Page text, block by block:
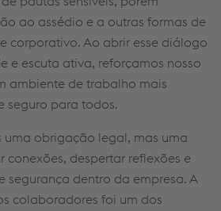
ao assédio e a outras formas de
corporativo. Ao abrir esse diálogo
e escuta ativa, reforçamos nosso
ambiente de trabalho mais
seguro para todos.
uma obrigação legal, mas uma
despertar reflexões e
segurança dentro da empresa. A
colaboradores foi um dos